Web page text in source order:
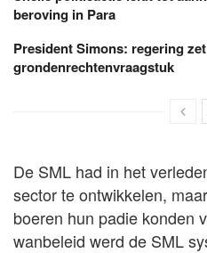
beroving in Para
President Simons: regering
grondenrechtenvraagstuk
De SML had in het
sector te ontwikkelen,
boeren hun padie konden
wanbeleid werd de SML